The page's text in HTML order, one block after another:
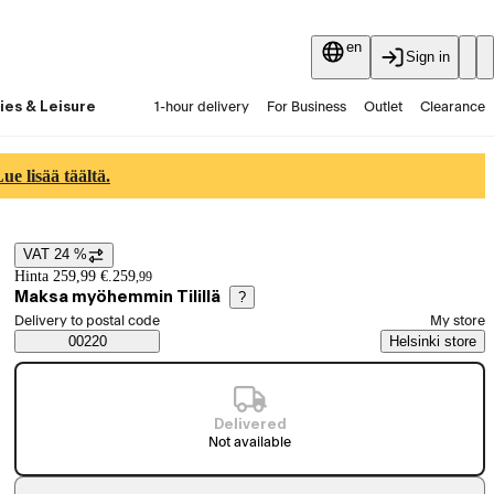
en
Sign in
& Leisure 1-hour delivery For Business Outlet Clearance
lisää täältä.
Price details
VAT 24 %
Hinta 259,99 €. 259,99
Maksa myöhemmin Tilillä ?
Saatavuustiedot
Select order method
Delivery to postal code
00220
My store
Helsinki store
Delivered
Not available